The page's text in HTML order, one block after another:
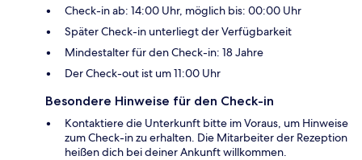
Check-in ab: 14:00 Uhr, möglich bis: 00:00 Uhr
Später Check-in unterliegt der Verfügbarkeit
Mindestalter für den Check-in: 18 Jahre
Der Check-out ist um 11:00 Uhr
Besondere Hinweise für den Check-in
Kontaktiere die Unterkunft bitte im Voraus, um Hinweise
zum Check-in zu erhalten. Die Mitarbeiter der Rezeption
heißen dich bei deiner Ankunft willkommen.